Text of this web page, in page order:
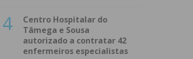
4
Centro Hospitalar do
Tâmega e Sousa
autorizado a contratar 42
enfermeiros especialistas